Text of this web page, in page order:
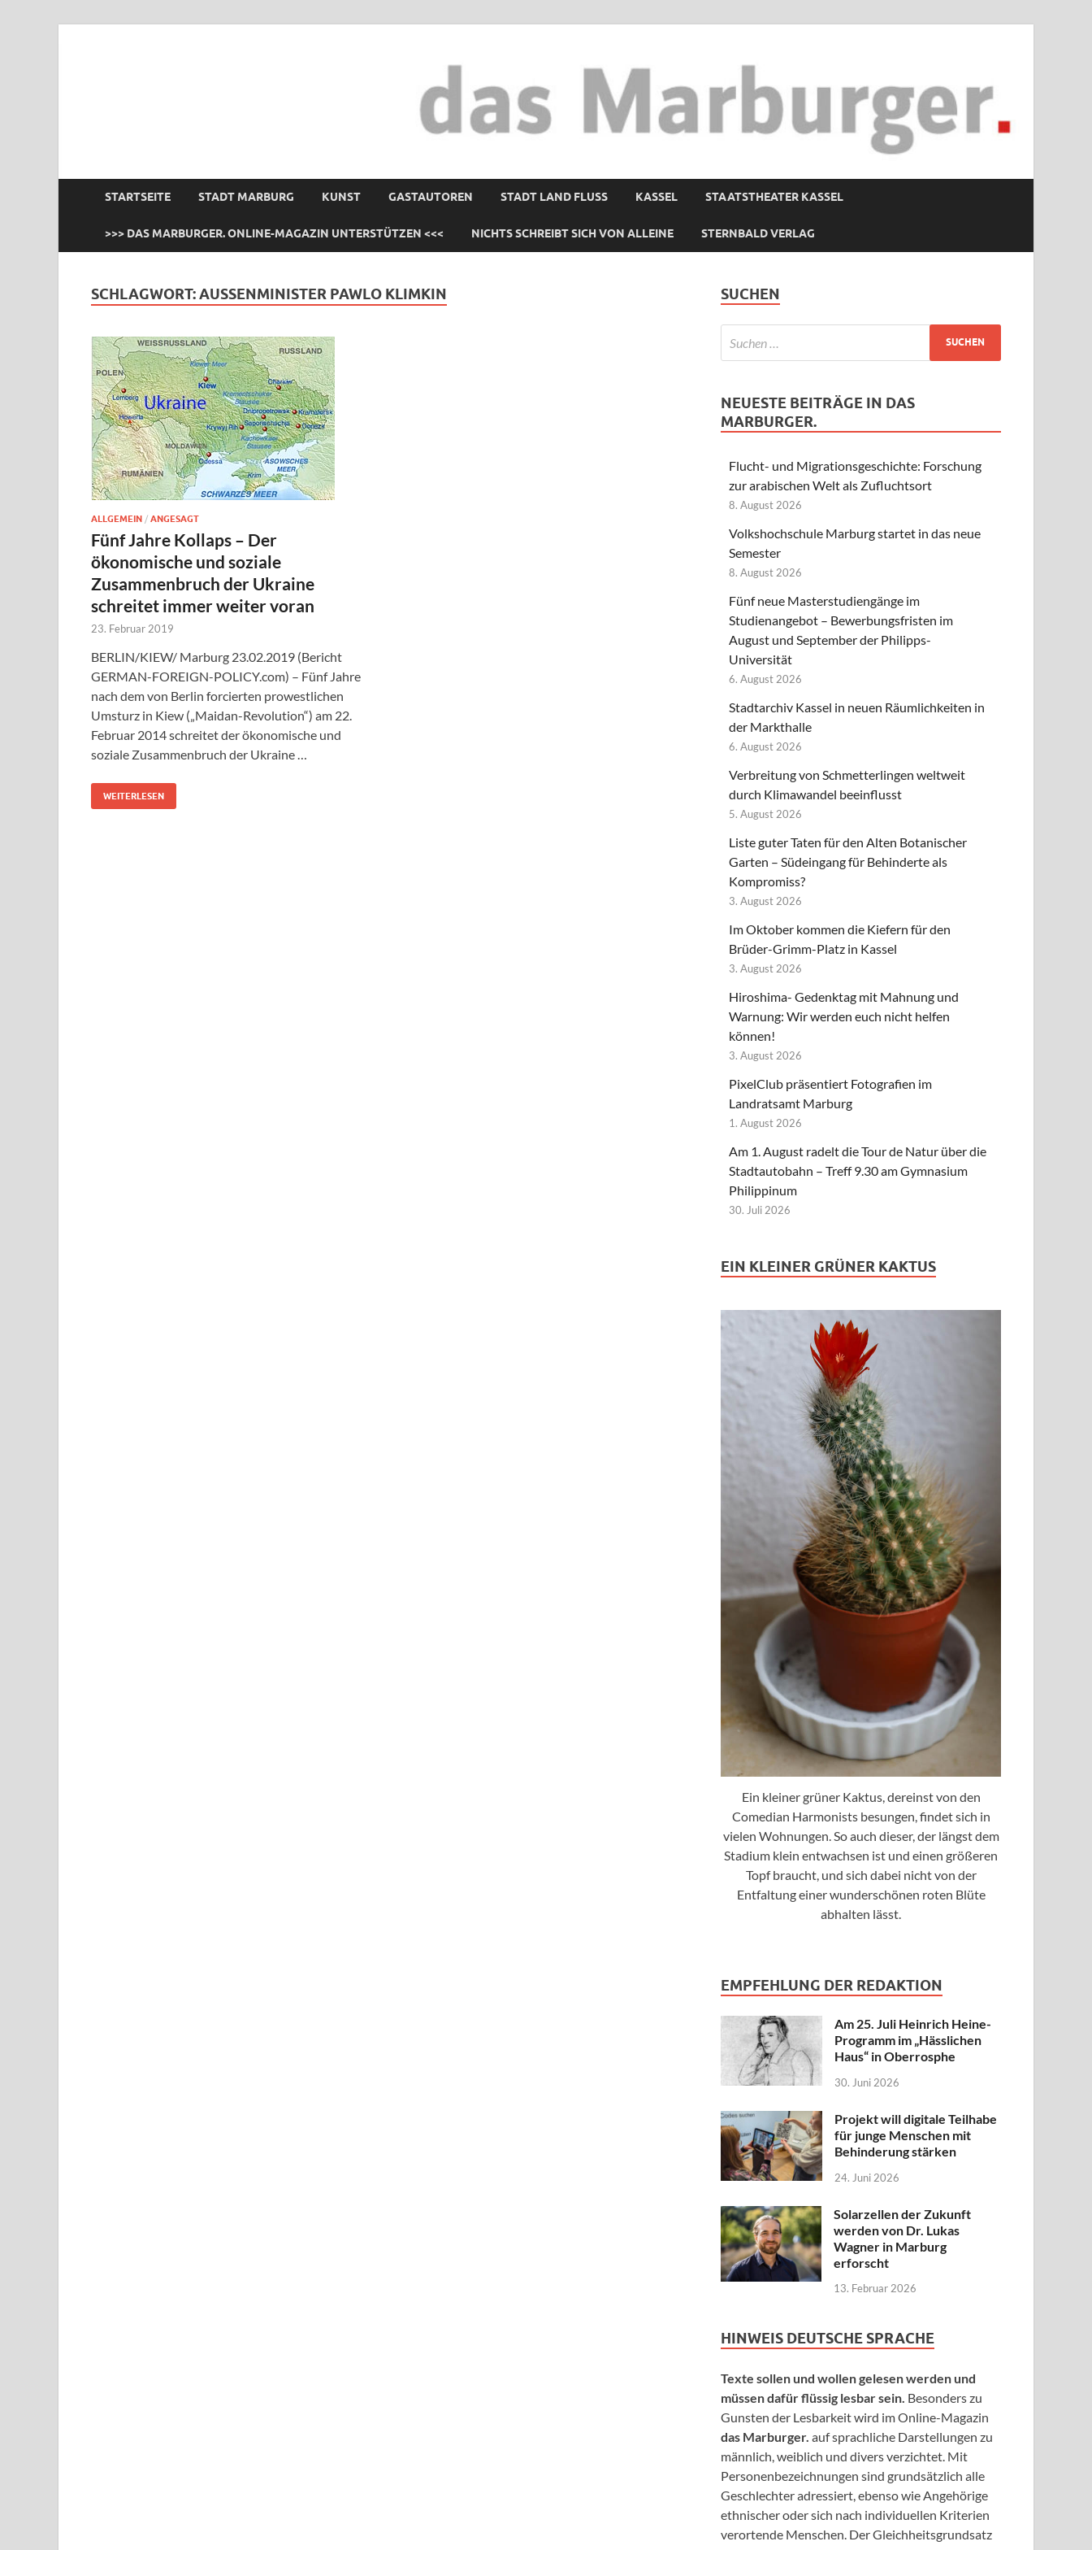
STARTSEITE STADT MARBURG KUNST GASTAUTOREN STADT LAND FLUSS KASSEL STAATSTHEATER KASSEL
>>> DAS MARBURGER. ONLINE-MAGAZIN UNTERSTÜTZEN <<< NICHTS SCHREIBT SICH VON ALLEINE STERNBALD VERLAG
SCHLAGWORT:AUSSENMINISTER PAWLO KLIMKIN
ALLGEMEIN / ANGESAGT
Fünf Jahre Kollaps – Der
ökonomische und soziale
Zusammenbruch der Ukraine
schreitet immer weiter voran
23. Februar 2019
BERLIN/KIEW/ Marburg 23.02.2019 (Bericht
GERMAN-FOREIGN-POLICY.com) – Fünf Jahre
nach dem von Berlin forcierten prowestlichen
Umsturz in Kiew („Maidan-Revolution“) am 22.
Februar 2014 schreitet der ökonomische und
soziale Zusammenbruch der Ukraine …
WEITERLESEN
SUCHEN
NEUESTE BEITRÄGE IN DAS
MARBURGER.
Flucht- und Migrationsgeschichte: Forschung
zur arabischen Welt als Zufluchtsort
8. August 2026
Volkshochschule Marburg startet in das neue
Semester
8. August 2026
Fünf neue Masterstudiengänge im
Studienangebot – Bewerbungsfristen im
August und September der Philipps-
Universität
6. August 2026
Stadtarchiv Kassel in neuen Räumlichkeiten in
der Markthalle
6. August 2026
Verbreitung von Schmetterlingen weltweit
durch Klimawandel beeinflusst
5. August 2026
Liste guter Taten für den Alten Botanischer
Garten – Südeingang für Behinderte als
Kompromiss?
3. August 2026
Im Oktober kommen die Kiefern für den
Brüder-Grimm-Platz in Kassel
3. August 2026
Hiroshima- Gedenktag mit Mahnung und
Warnung: Wir werden euch nicht helfen
können!
3. August 2026
PixelClub präsentiert Fotografien im
Landratsamt Marburg
1. August 2026
Am 1. August radelt die Tour de Natur über die
Stadtautobahn – Treff 9.30 am Gymnasium
Philippinum
30. Juli 2026
EIN KLEINER GRÜNER KAKTUS
Ein kleiner grüner Kaktus, dereinst von den
Comedian Harmonists besungen, findet sich in
vielen Wohnungen. So auch dieser, der längst dem
Stadium klein entwachsen ist und einen größeren
Topf braucht, und sich dabei nicht von der
Entfaltung einer wunderschönen roten Blüte
abhalten lässt.
EMPFEHLUNG DER REDAKTION
Am 25. Juli Heinrich Heine-
Programm im „Hässlichen
Haus“ in Oberrosphe
30. Juni 2026
Projekt will digitale Teilhabe
für junge Menschen mit
Behinderung stärken
24. Juni 2026
Solarzellen der Zukunft
werden von Dr. Lukas
Wagner in Marburg
erforscht
13. Februar 2026
HINWEIS DEUTSCHE SPRACHE
Texte sollen und wollen gelesen werden und
müssen dafür flüssig lesbar sein. Besonders zu
Gunsten der Lesbarkeit wird im Online-Magazin
das Marburger. auf sprachliche Darstellungen zu
männlich, weiblich und divers verzichtet. Mit
Personenbezeichnungen sind grundsätzlich alle
Geschlechter adressiert, ebenso wie Angehörige
ethnischer oder sich nach individuellen Kriterien
verortende Menschen. Der Gleichheitsgrundsatz